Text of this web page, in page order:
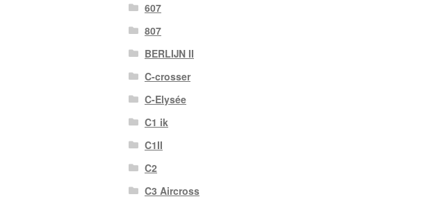
607
807
BERLIJN II
C-crosser
C-Elysée
C1 ik
C1II
C2
C3 Aircross